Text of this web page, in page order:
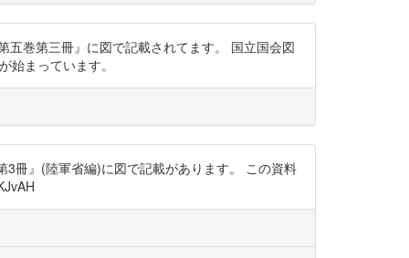
巻第三冊』に図で記載されてます。 国立国会図
まっています。
冊』(陸軍省編)に図で記載があります。 この資料